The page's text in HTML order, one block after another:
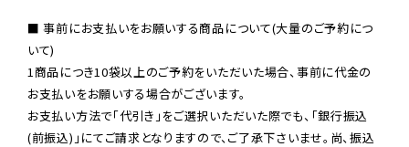
■ 事前にお支払いをお願いする商品について(大量のご予約につ
いて)
1商品につき10袋以上のご予約をいただいた場合、事前に代金の
お支払いをお願いする場合がございます。
お支払い方法で「代引き」をご選択いただいた際でも、「銀行振込
(前振込)」にてご請求となりますので、ご了承下さいませ。尚、振込